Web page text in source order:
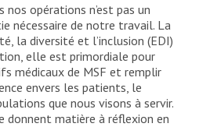
nos opérations n’est pas un
nécessaire de notre travail. La
la diversité et l’inclusion (EDI)
elle est primordiale pour
médicaux de MSF et remplir
envers les patients, le
que nous visons à servir.
donnent matière à réflexion en